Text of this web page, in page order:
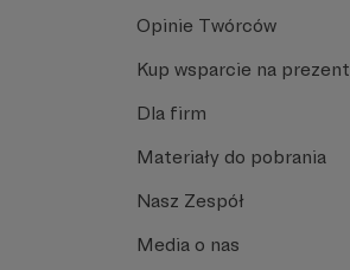
Opinie Twórców
Kup wsparcie na prezent
Dla firm
Materiały do pobrania
Nasz Zespół
Media o nas